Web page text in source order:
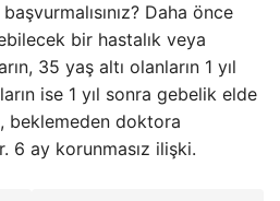
Daha önce
bir hastalık veya
35 yaş altı olanların 1 yıl
ise 1 yıl sonra gebelik elde
beklemeden doktora
6 ay korunmasız ilişki.